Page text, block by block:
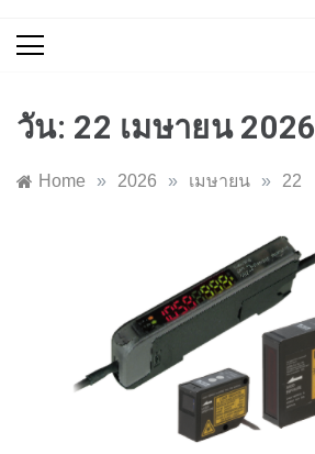
วัน: 22 เมษายน 2026
Home » 2026 » เมษายน » 22